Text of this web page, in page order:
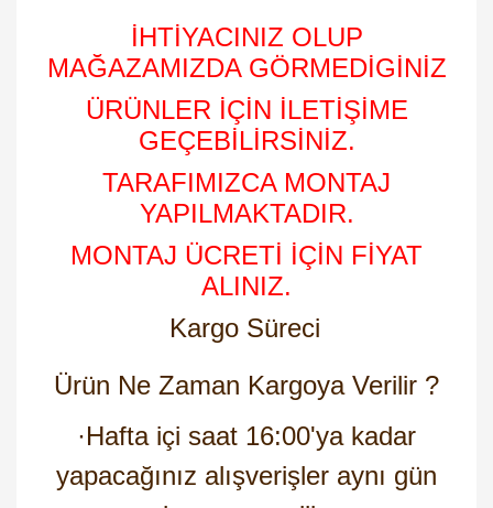
İHTİYACINIZ OLUP
MAĞAZAMIZDA GÖRMEDİGİNİZ
ÜRÜNLER İÇİN İLETİŞİME
GEÇEBİLİRSİNİZ.
TARAFIMIZCA MONTAJ
YAPILMAKTADIR.
MONTAJ ÜCRETİ İÇİN FİYAT
ALINIZ.
Kargo Süreci
Ürün Ne Zaman Kargoya Verilir ?
·Hafta içi saat 16:00'ya kadar
yapacağınız alışverişler aynı gün